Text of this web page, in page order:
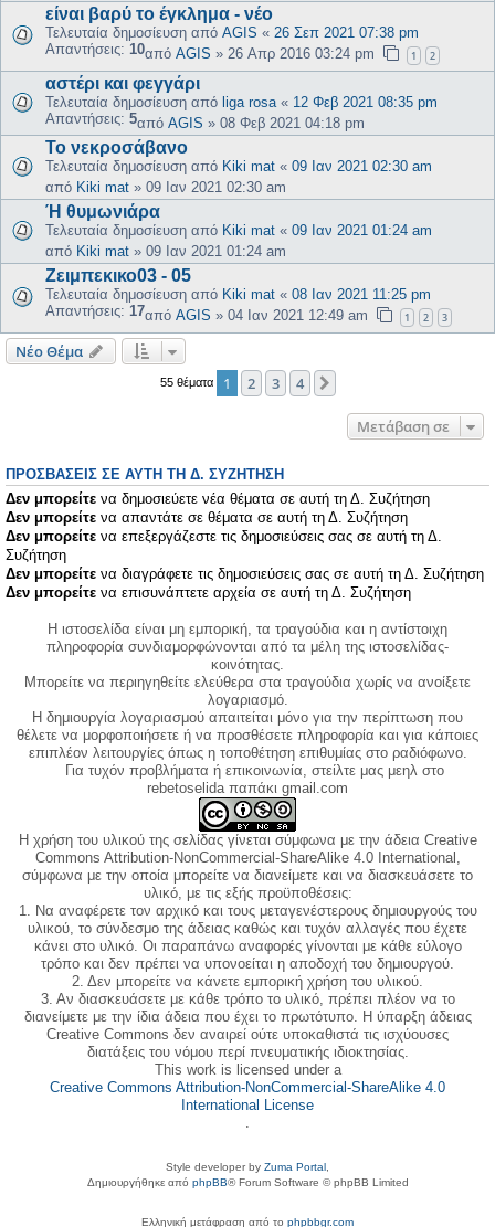
είναι βαρύ το έγκλημα - νέο
Τελευταία δημοσίευση από AGIS « 26 Σεπ 2021 07:38 pm
Απαντήσεις: 10από AGIS » 26 Απρ 2016 03:24 pm 1 2
αστέρι και φεγγάρι
Τελευταία δημοσίευση από liga rosa« 12 Φεβ 2021 08:35 pm
Απαντήσεις: 5από AGIS » 08 Φεβ 2021 04:18 pm
Το νεκροσάβανο
Τελευταία δημοσίευση από Kiki mat « 09 Ιαν 2021 02:30 am
από Kiki mat » 09 Ιαν 2021 02:30 am
Ή θυμωνιάρα
Τελευταία δημοσίευση από Kiki mat « 09 Ιαν 2021 01:24 am
από Kiki mat » 09 Ιαν 2021 01:24 am
Ζειμπεκικο03 - 05
Τελευταία δημοσίευση από Kiki mat « 08 Ιαν 2021 11:25 pm
Απαντήσεις: 17από AGIS » 04 Ιαν 2021 12:49 am 1 2 3
Νέο Θέμα
55 θέματα 1 2 3 4
Μετάβαση σε
ΠΡΟΣΒΆΣΕΙΣ ΣΕ ΑΥΤΉ ΤΗ Δ. ΣΥΖΉΤΗΣΗ
Δεν μπορείτε να δημοσιεύετε νέα θέματα σε αυτή τη Δ. Συζήτηση
Δεν μπορείτε να απαντάτε σε θέματα σε αυτή τη Δ. Συζήτηση
Δεν μπορείτε να επεξεργάζεστε τις δημοσιεύσεις σας σε αυτή τη Δ.
Συζήτηση
Δεν μπορείτε να διαγράφετε τις δημοσιεύσεις σας σε αυτή τη Δ. Συζήτηση
Δεν μπορείτε να επισυνάπτετε αρχεία σε αυτή τη Δ. Συζήτηση
Η ιστοσελίδα είναι μη εμπορική, τα τραγούδια και η αντίστοιχη
πληροφορία συνδιαμορφώνονται από τα μέλη της ιστοσελίδας-
κοινότητας.
Μπορείτε να περιηγηθείτε ελεύθερα στα τραγούδια χωρίς να ανοίξετε
λογαριασμό.
Η δημιουργία λογαριασμού απαιτείται μόνο για την περίπτωση που
θέλετε να μορφοποιήσετε ή να προσθέσετε πληροφορία και για κάποιες
επιπλέον λειτουργίες όπως η τοποθέτηση επιθυμίας στο ραδιόφωνο.
Για τυχόν προβλήματα ή επικοινωνία, στείλτε μας μεηλ στο
rebetoselida παπάκι gmail.com
Η χρήση του υλικού της σελίδας γίνεται σύμφωνα με την άδεια Creative
Commons Attribution-NonCommercial-ShareAlike 4.0 International,
σύμφωνα με την οποία μπορείτε να διανείμετε και να διασκευάσετε το
υλικό, με τις εξής προϋποθέσεις:
1. Να αναφέρετε τον αρχικό και τους μεταγενέστερους δημιουργούς του
υλικού, το σύνδεσμο της άδειας καθώς και τυχόν αλλαγές που έχετε
κάνει στο υλικό. Οι παραπάνω αναφορές γίνονται με κάθε εύλογο
τρόπο και δεν πρέπει να υπονοείται η αποδοχή του δημιουργού.
2. Δεν μπορείτε να κάνετε εμπορική χρήση του υλικού.
3. Αν διασκευάσετε με κάθε τρόπο το υλικό, πρέπει πλέον να το
διανείμετε με την ίδια άδεια που έχει το πρωτότυπο. Η ύπαρξη άδειας
Creative Commons δεν αναιρεί ούτε υποκαθιστά τις ισχύουσες
διατάξεις του νόμου περί πνευματικής ιδιοκτησίας.
This work is licensed under a
Creative Commons Attribution-NonCommercial-ShareAlike 4.0
International License
Style developer by Zuma Portal ,
Δημιουργήθηκε από phpBB® Forum Software © phpBB Limited
Ελληνική μετάφραση από το phpbbgr.com